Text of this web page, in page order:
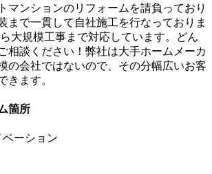
マンションのリフォームを請負っており
まで一貫して自社施工を行なっておりま
大規模工事まで対応しています。どん
相談ください！弊社は大手ホームメーカ
の会社ではないので、その分幅広いお客
きます。
箇所
ーション